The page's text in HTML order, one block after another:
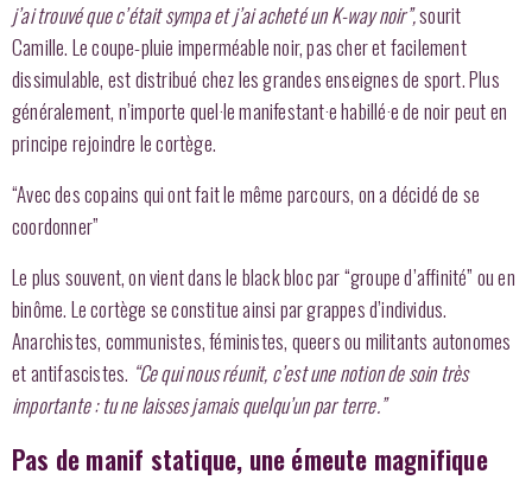
j’ai trouvé que c’était sympa et j’ai acheté un K-way noir”,sourit
Camille. Le coupe-pluie imperméable noir, pas cher et facilement
dissimulable, est distribué chez les grandes enseignes de sport. Plus
généralement, n’importe quel·le manifestant·e habillé·e de noir peut en
principe rejoindre le cortège.
“Avec des copains qui ont fait le même parcours, on a décidé de se
coordonner”
Le plus souvent, on vient dans le black bloc par “groupe d’affinité” ou en
binôme. Le cortège se constitue ainsi par grappes d’individus.
Anarchistes, communistes, féministes, queers ou militants autonomes
et antifascistes. “Ce qui nous réunit, c’est une notion de soin très
importante : tu ne laisses jamais quelqu’un par terre.”
Pas de manif statique, une émeute magnifique